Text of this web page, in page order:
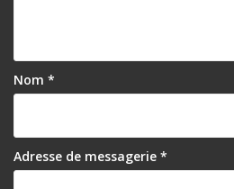
Nom *
Adresse de messagerie *